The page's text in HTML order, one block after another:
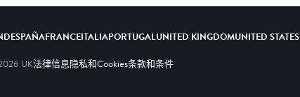
ESPAÑAFRANCEITALIAPORTUGALUNITED KINGDOMUNITED STATES
UK法律信息隐私和Cookies条款和条件